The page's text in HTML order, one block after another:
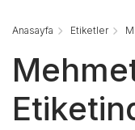
Anasayfa Etiketler